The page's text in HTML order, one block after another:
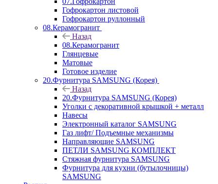
Гофрокартон листовой
Гофрокартон руллонный
08.Керамогранит
Назад
08.Керамогранит
Глянцевые
Матовые
Готовое изделие
20.Фурнитура SAMSUNG (Корея)
Назад
20.Фурнитура SAMSUNG (Корея)
Уголки с декоративной крышкой + металл
Навесы
Электронный каталог SAMSUNG
Газ лифт/ Подъемные механизмы
Направляющие SAMSUNG
ПЕТЛИ SAMSUNG КОМПЛЕКТ
Стяжная фурнитура SAMSUNG
Фурнитура для кухни (бутылочницы)
SAMSUNG